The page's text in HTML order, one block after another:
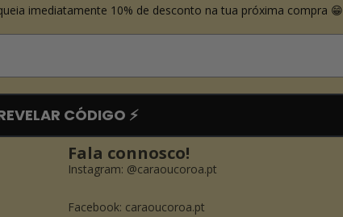
imediatamente 10% de desconto na tua próxima compra 😁
CÓDIGO ⚡️
Fala connosco!
Instagram: @caraoucoroa.pt
Facebook: caraoucoroa.pt
Política de reembolso